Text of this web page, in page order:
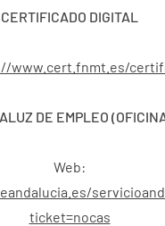
CERTIFICADO DIGITAL
www.cert.fnmt.es/
DE EMPLEO
Web:
ticket=nocas